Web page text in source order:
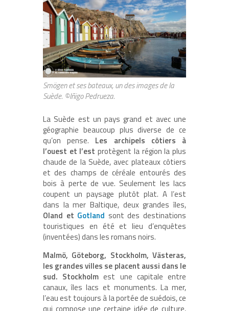
Smögen et ses bateaux, un des images de la
Suède. ©Iñigo Pedrueza.
La Suède est un pays grand et avec une
géographie beaucoup plus diverse de ce
qu’on pense. Les archipels côtiers à
l’ouest et l’est protègent la région la plus
chaude de la Suède, avec plateaux côtiers
et des champs de céréale entourés des
bois à perte de vue. Seulement les lacs
coupent un paysage plutôt plat. A l’est
dans la mer Baltique, deux grandes îles,
Oland et Gotland sont des destinations
touristiques en été et lieu d’enquêtes
(inventées) dans les romans noirs.
Malmö, Göteborg, Stockholm, Västeras,
les grandes villes se placent aussi dans le
sud. Stockholm est une capitale entre
canaux, îles lacs et monuments. La mer,
l’eau est toujours à la portée de suédois, ce